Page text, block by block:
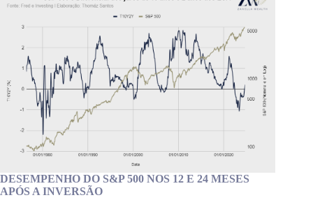
DESEMPENHO DO S&P 500 NOS 12 E 24 MESES
APÓS A INVERSÃO